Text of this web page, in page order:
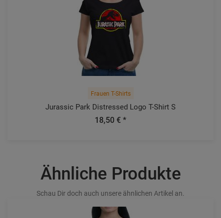
Frauen T-Shirts
Jurassic Park Distressed Logo T-Shirt S
18,50 € *
Ähnliche Produkte
Schau Dir doch auch unsere ähnlichen Artikel an.